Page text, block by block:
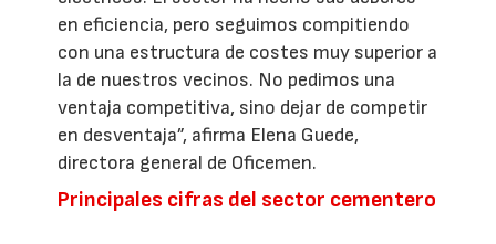
en eficiencia, pero seguimos compitiendo
con una estructura de costes muy superior a
la de nuestros vecinos. No pedimos una
ventaja competitiva, sino dejar de competir
en desventaja”, afirma Elena Guede,
directora general de Oficemen.
Principales cifras del sector cementero